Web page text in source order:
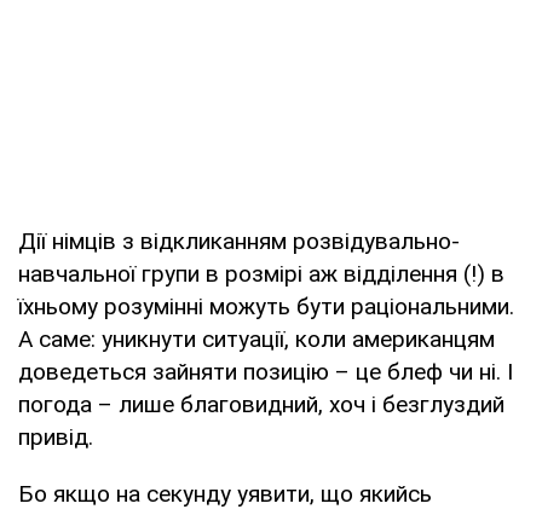
Дії німців з відкликанням розвідувально-
навчальної групи в розмірі аж відділення (!) в
їхньому розумінні можуть бути раціональними.
А саме: уникнути ситуації, коли американцям
доведеться зайняти позицію – це блеф чи ні. І
погода – лише благовидний, хоч і безглуздий
привід.
Бо якщо на секунду уявити, що якийсь